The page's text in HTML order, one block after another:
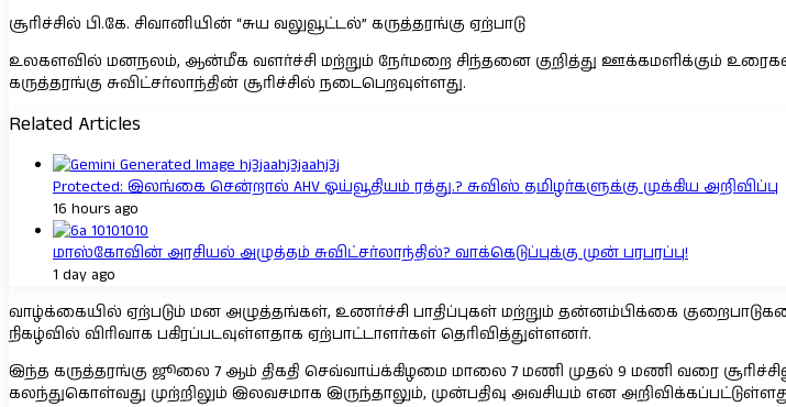
சூரிச்சில் பி.கே. சிவானியின் “சுய வலுவூட்டல்” கருத்தரங்கு ஏற்பாடு
உலகளவில் மனநலம், ஆன்மீக வளர்ச்சி மற்றும் நேர்மறை சிந்தனை குறித்து ஊக்கமளிக்கும் உரைகளால்
கருத்தரங்கு சுவிட்சர்லாந்தின் சூரிச்சில் நடைபெறவுள்ளது.
Related Articles
Protected: இலங்கை சென்றால் AHV ஓய்வூதியம் ரத்து.? சுவிஸ் தமிழர்களுக்கு முக்கிய அறிவிப்பு
16 hours ago
மாஸ்கோவின் அரசியல் அழுத்தம் சுவிட்சர்லாந்தில்? வாக்கெடுப்புக்கு முன் பரபரப்பு!
1 day ago
வாழ்க்கையில் ஏற்படும் மன அழுத்தங்கள், உணர்ச்சி பாதிப்புகள் மற்றும் தன்னம்பிக்கை
நிகழ்வில் விரிவாக பகிரப்படவுள்ளதாக ஏற்பாட்டாளர்கள் தெரிவித்துள்ளனர்.
இந்த கருத்தரங்கு ஜூலை 7 ஆம் திகதி செவ்வாய்க்கிழமை மாலை 7 மணி முதல் 9 மணி வரை
கலந்துகொள்வது முற்றிலும் இலவசமாக இருந்தாலும், முன்பதிவு அவசியம் என